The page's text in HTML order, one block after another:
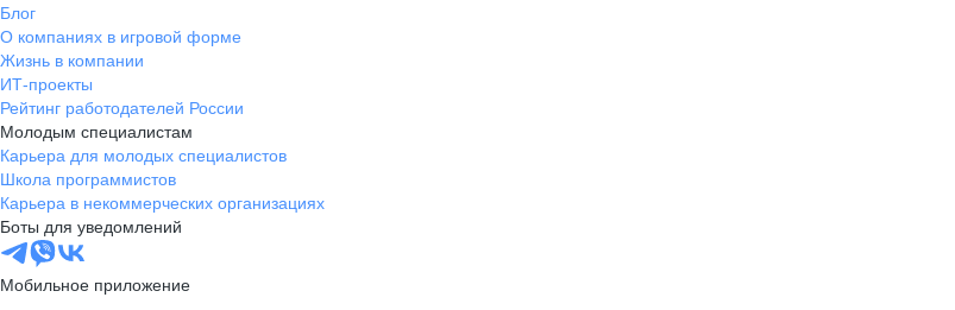
Блог
О компаниях в игровой форме
Жизнь в компании
ИТ-проекты
Рейтинг работодателей России
Молодым специалистам
Карьера для молодых специалистов
Школа программистов
Карьера в некоммерческих организациях
Боты для уведомлений
Мобильное приложение